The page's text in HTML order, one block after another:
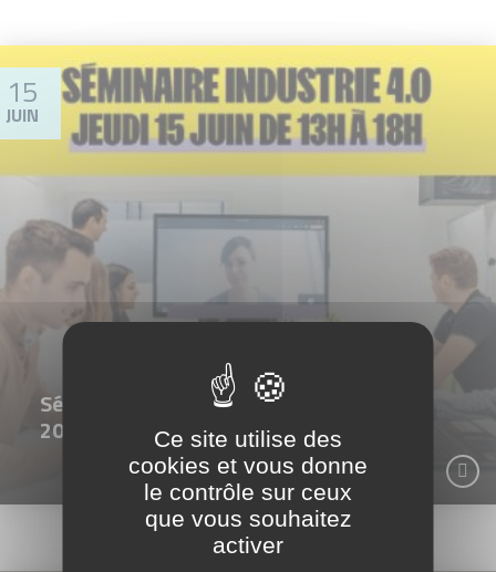
15
JUIN
Séminaire Industrie du futur 15 Juin
2023 - CESI RouenCe site utilise des
cookies et vous donne
le contrôle sur ceux
que vous souhaitez
activer